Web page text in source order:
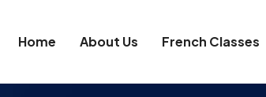
Home About Us French Classes